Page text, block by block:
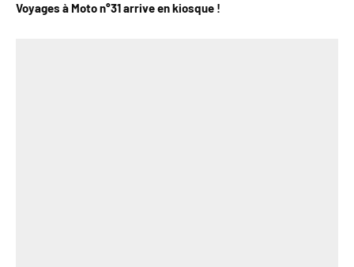
Voyages à Moto n°31 arrive en kiosque !